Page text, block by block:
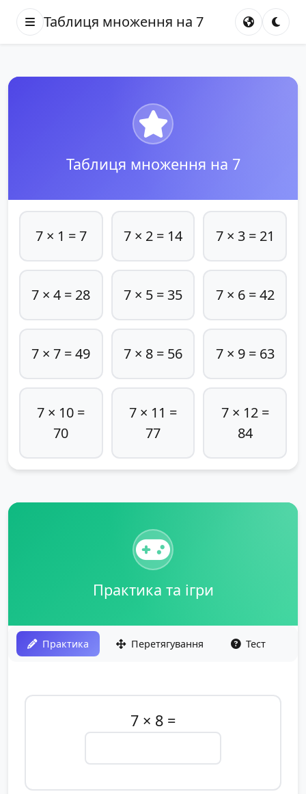
Таблиця множення на 7
Таблиця множення на 7
7 × 1 = 7 7 × 2 = 14 7 × 3 = 21
7 × 4 = 28 7 × 5 = 35 7 × 6 = 42
7 × 7 = 49 7 × 8 = 56 7 × 9 = 63
7 × 10 =
70
7 × 11 =
77
7 × 12 =
84
Практика та ігри
Практика Перетягування Тест
7 × 8 =